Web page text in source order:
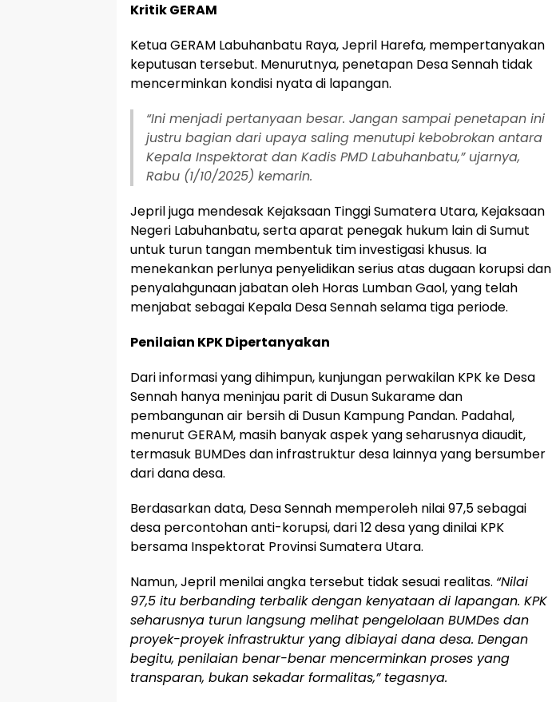
Kritik GERAM
Ketua GERAM Labuhanbatu Raya, Jepril Harefa, mempertanyakan
keputusan tersebut. Menurutnya, penetapan Desa Sennah tidak
mencerminkan kondisi nyata di lapangan.
“Ini menjadi pertanyaan besar. Jangan sampai penetapan ini
justru bagian dari upaya saling menutupi kebobrokan antara
Kepala Inspektorat dan Kadis PMD Labuhanbatu,” ujarnya,
Rabu (1/10/2025) kemarin.
Jepril juga mendesak Kejaksaan Tinggi Sumatera Utara, Kejaksaan
Negeri Labuhanbatu, serta aparat penegak hukum lain di Sumut
untuk turun tangan membentuk tim investigasi khusus. Ia
menekankan perlunya penyelidikan serius atas dugaan korupsi dan
penyalahgunaan jabatan oleh Horas Lumban Gaol, yang telah
menjabat sebagai Kepala Desa Sennah selama tiga periode.
Penilaian KPK Dipertanyakan
Dari informasi yang dihimpun, kunjungan perwakilan KPK ke Desa
Sennah hanya meninjau parit di Dusun Sukarame dan
pembangunan air bersih di Dusun Kampung Pandan. Padahal,
menurut GERAM, masih banyak aspek yang seharusnya diaudit,
termasuk BUMDes dan infrastruktur desa lainnya yang bersumber
dari dana desa.
Berdasarkan data, Desa Sennah memperoleh nilai 97,5 sebagai
desa percontohan anti-korupsi, dari 12 desa yang dinilai KPK
bersama Inspektorat Provinsi Sumatera Utara.
Namun, Jepril menilai angka tersebut tidak sesuai realitas. “Nilai
97,5 itu berbanding terbalik dengan kenyataan di lapangan. KPK
seharusnya turun langsung melihat pengelolaan BUMDes dan
proyek-proyek infrastruktur yang dibiayai dana desa. Dengan
begitu, penilaian benar-benar mencerminkan proses yang
transparan, bukan sekadar formalitas,” tegasnya.